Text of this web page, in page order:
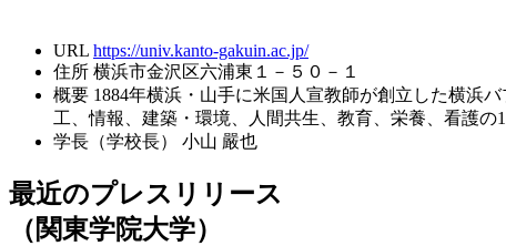
URL https://univ.kanto-gakuin.ac.jp/
住所 横浜市金沢区六浦東１－５０－１
概要 1884年横浜・山手に米国人宣教師が創立した横浜
工、情報、建築・環境、人間共生、教育、栄養、看護の
学長（学校長）
小山 嚴也
最近のプレスリリース
（関東学院大学）